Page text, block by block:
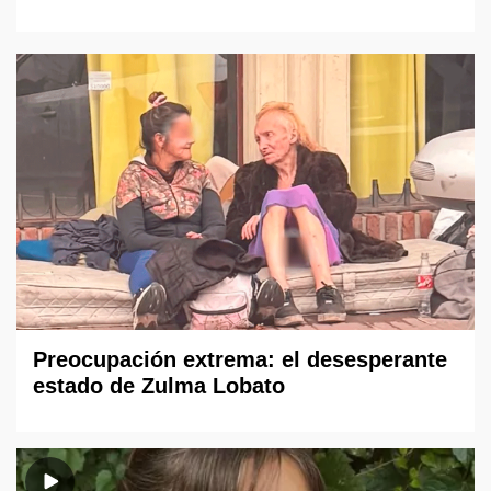
Preocupación extrema: el desesperante
estado de Zulma Lobato